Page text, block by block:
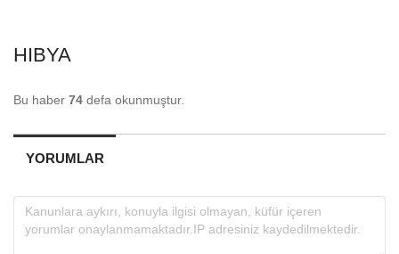
HIBYA
Bu haber 74 defa okunmuştur.
YORUMLAR